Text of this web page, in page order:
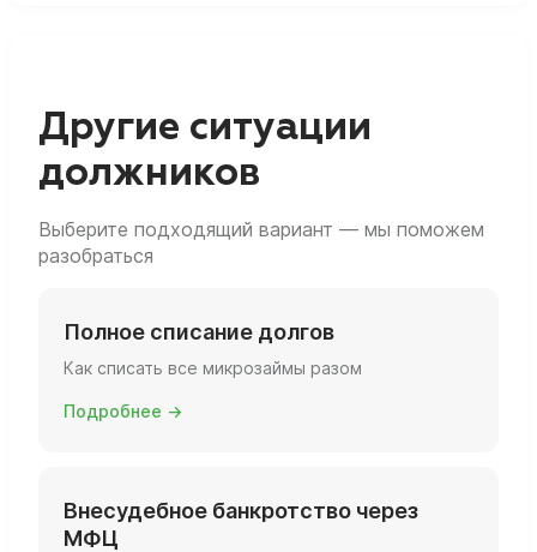
переплат процентов. За счёт процедуры вы
фиксируете долг, останавливаете рост
штрафов и в итоге получаете судебное
Другие ситуации
должников
Выберите подходящий вариант — мы поможем
разобраться
Полное списание долгов
Как списать все микрозаймы разом
Подробнее →
Внесудебное банкротство через
МФЦ